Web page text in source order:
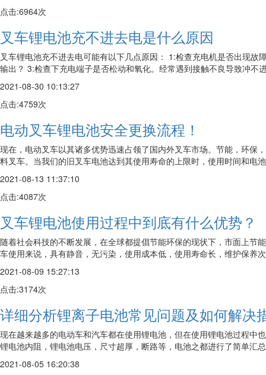
点击:6964次
叉车锂电池充不进去电是什么原因
叉车锂电池充不进去电可能有以下几点原因： 1:检查充电机是否出现
输出？ 3:检查下充电端子是否松动和氧化。经常遇到接触不良导致冲不
2021-08-30 10:13:27
点击:4759次
电动叉车锂电池安全更换流程！
现在，电动叉车以其诸多优势迅速占领了国内外叉车市场。节能，环保
料叉车。当我们的旧叉车电池达到其使用寿命的上限时，使用时间和电
2021-08-13 11:37:10
点击:4087次
叉车锂电池使用过程中到底有什么优势？
随着社会科技的不断发展，在全球都提倡节能环保的现状下，市面上节
车使用来说，具有静音，无污染，使用成本低，使用寿命长，维护保养
2021-08-09 15:27:13
点击:3174次
详细分析锂离子电池常见问题及如何解决
现在越来越多的电动车和汽车都在使用锂电池，但在使用锂电池过程中
锂电池内阻，锂电池电压，尺寸超厚，断路等，电池之都进行了简单汇
2021-08-05 16:20:38